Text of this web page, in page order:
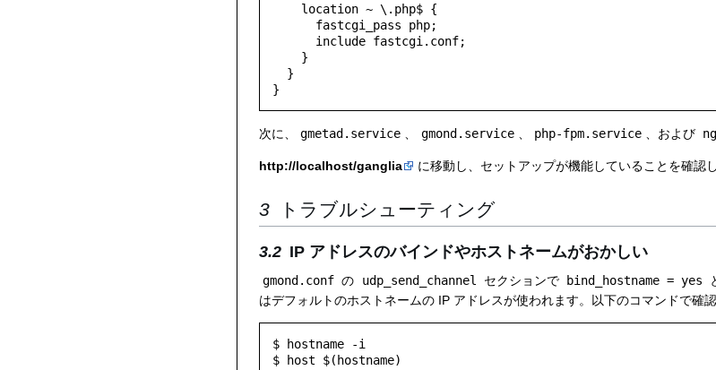
次に、 gmetad.service gmond.service php-fpm.service 、および
http://localhost/ganglia に移動し、セットアップが機能していることを確認し
トラブルシューティング
IP アドレスのバインドやホストネームがおかしい
gmond.conf の udp_send_channel セクションで bind_hostname = yes
はデフォルトのホストネームの IP アドレスが使われます。以下のコマンドで確
$ hostname -i